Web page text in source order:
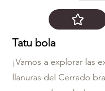
Tatu bola
¡Vamos a explorar las
llanuras del Cerrado